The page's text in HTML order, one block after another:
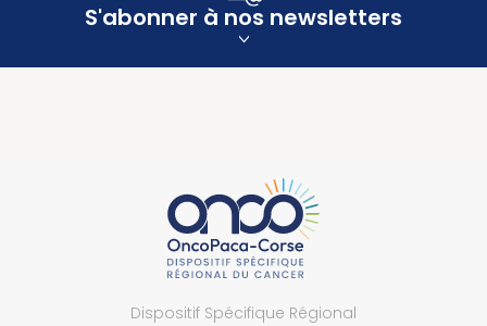
S'abonner à nos newsletters
Dispositif Spécifique Régional